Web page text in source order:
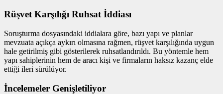
Rüşvet Karşılığı Ruhsat İddiası
Soruşturma dosyasındaki iddialara göre, bazı yapı ve planlar
mevzuata açıkça aykırı olmasına rağmen, rüşvet karşılığında uygun
hale getirilmiş gibi gösterilerek ruhsatlandırıldı. Bu yöntemle hem
yapı sahiplerinin hem de aracı kişi ve firmaların haksız kazanç elde
ettiği ileri sürülüyor.
İncelemeler Genişletiliyor